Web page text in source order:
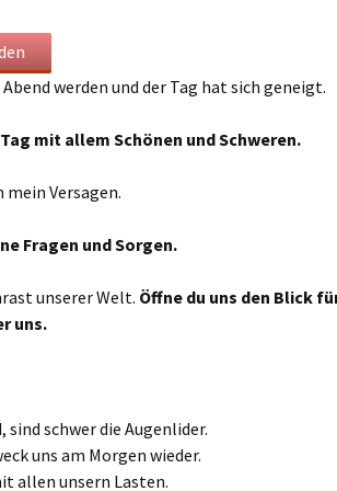
–
Grundsätze der
werden und der Tag hat sich geneigt.
mit allem Schönen und Schweren.
Versagen.
Fragen und Sorgen.
unserer Welt. Öffne du uns den Blick
uns.
sind schwer die Augenlider.
uns am Morgen wieder.
allen unsern Lasten.